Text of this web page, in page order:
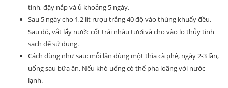
tinh, đậy nắp và ủ khoảng 5 ngày.
Sau 5 ngày cho 1,2 lít rượu trắng 40 độ vào thùng khuấy đều.
Sau đó, vắt lấy nước cốt trái nhàu tươi và cho vào lọ thủy tinh
sạch để sử dụng.
Cách dùng như sau: mỗi lần dùng một thìa cà phê, ngày 2-3 lần,
uống sau bữa ăn. Nếu khó uống có thể pha loãng với nước
lạnh.